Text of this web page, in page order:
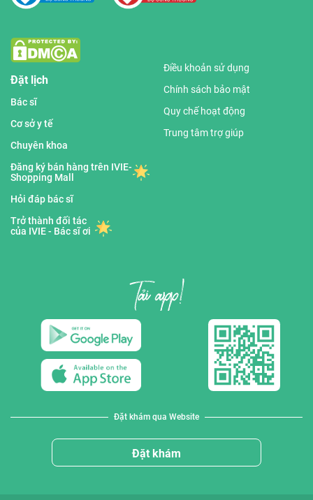
Đặt lịch
Bác sĩ
Cơ sở y tế
Chuyên khoa
Đăng ký bán hàng trên IVIE-
Shopping Mall
Hỏi đáp bác sĩ
Trở thành đối tác
của IVIE - Bác sĩ ơi
Điều khoản sử dụng
Chính sách bảo mật
Quy chế hoạt động
Trung tâm trợ giúp
Đặt khám qua Website
Đặt khám